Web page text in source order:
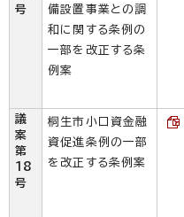
号
備設置事業との調
和に関する条例の
一部を改正する条
例案
議
案
第
18
号
桐生市小口資金融
資促進条例の一部
を改正する条例案